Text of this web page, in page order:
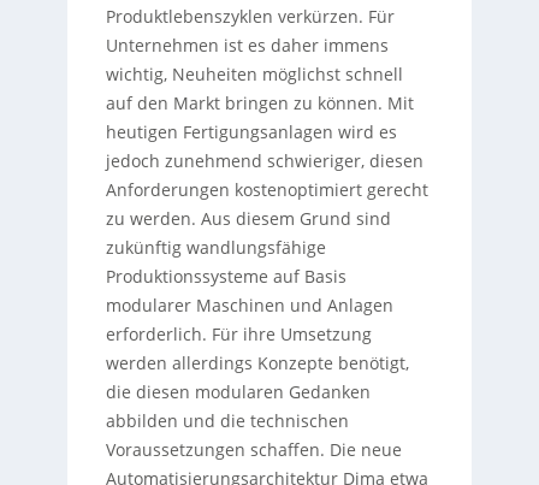
Produktlebenszyklen verkürzen. Für
Unternehmen ist es daher immens
wichtig, Neuheiten möglichst schnell
auf den Markt bringen zu können. Mit
heutigen Fertigungsanlagen wird es
jedoch zunehmend schwieriger, diesen
Anforderungen kostenoptimiert gerecht
zu werden. Aus diesem Grund sind
zukünftig wandlungsfähige
Produktionssysteme auf Basis
modularer Maschinen und Anlagen
erforderlich. Für ihre Umsetzung
werden allerdings Konzepte benötigt,
die diesen modularen Gedanken
abbilden und die technischen
Voraussetzungen schaffen. Die neue
Automatisierungsarchitektur Dima etwa